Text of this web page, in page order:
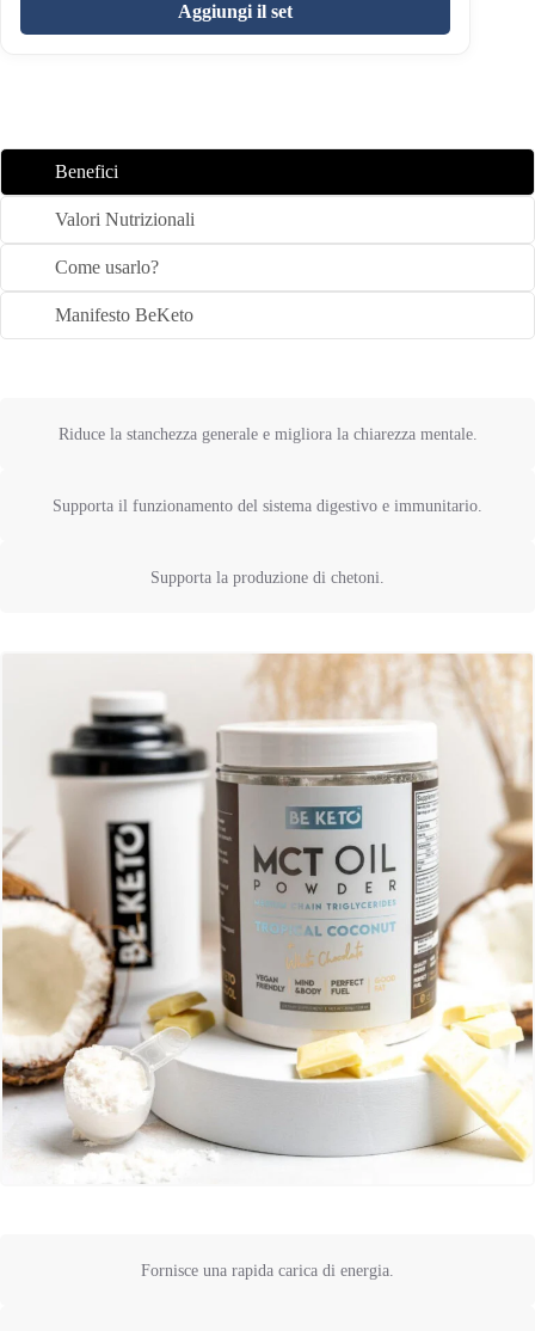
Aggiungi il set
Benefici
Valori Nutrizionali
Come usarlo?
Manifesto BeKeto
Riduce la stanchezza generale e migliora la chiarezza mentale.
Supporta il funzionamento del sistema digestivo e immunitario.
Supporta la produzione di chetoni.
Fornisce una rapida carica di energia.